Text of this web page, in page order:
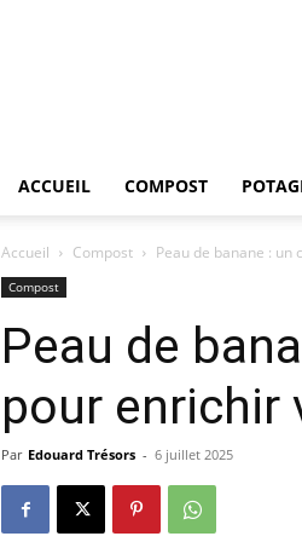
ACCUEIL COMPOST
Accueil Compost Peau de banane :
Compost
Peau de
pour enrichir
Par Edouard Trésors - 6 juillet 2025